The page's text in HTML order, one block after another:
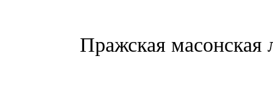
Пражская масонская